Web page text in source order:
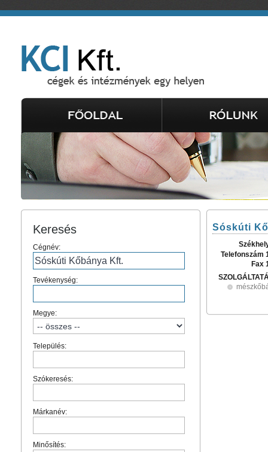
Keresés
Cégnév:
Tevékenység:
Megye:
Település:
Szókeresés:
Márkanév:
Minősítés:
Sóskúti
Telefonszám
Fax